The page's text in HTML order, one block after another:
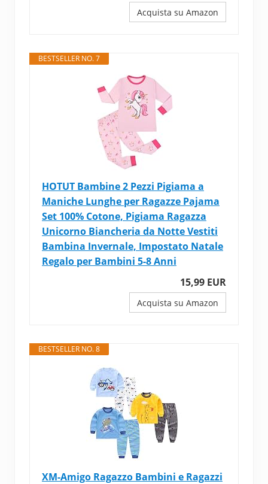
Acquista su Amazon
BESTSELLER NO. 7
HOTUT Bambine 2 Pezzi Pigiama a
Maniche Lunghe per Ragazze Pajama
Set 100% Cotone, Pigiama Ragazza
Unicorno Biancheria da Notte Vestiti
Bambina Invernale, Impostato Natale
Regalo per Bambini 5-8 Anni
15,99 EUR
Acquista su Amazon
BESTSELLER NO. 8
XM-Amigo Ragazzo Bambini e Ragazzi